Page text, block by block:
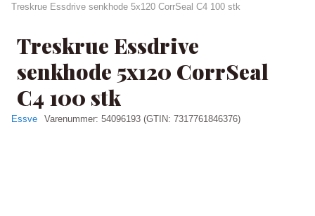
Treskrue Essdrive senkhode 5x120 CorrSeal C4 100 stk
Treskrue Essdrive
senkhode 5x120 CorrSeal
C4 100 stk
Essve Varenummer: 54096193 (GTIN: 7317761846376)